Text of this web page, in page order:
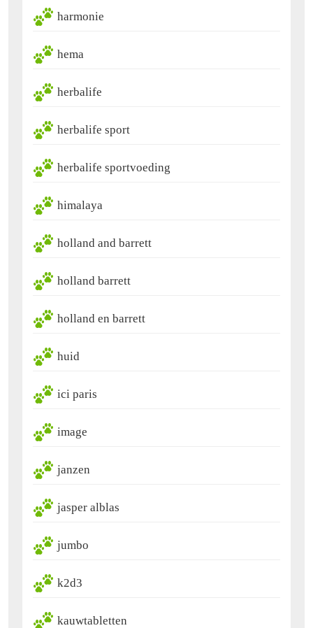
harmonie
hema
herbalife
herbalife sport
herbalife sportvoeding
himalaya
holland and barrett
holland barrett
holland en barrett
huid
ici paris
image
janzen
jasper alblas
jumbo
k2d3
kauwtabletten